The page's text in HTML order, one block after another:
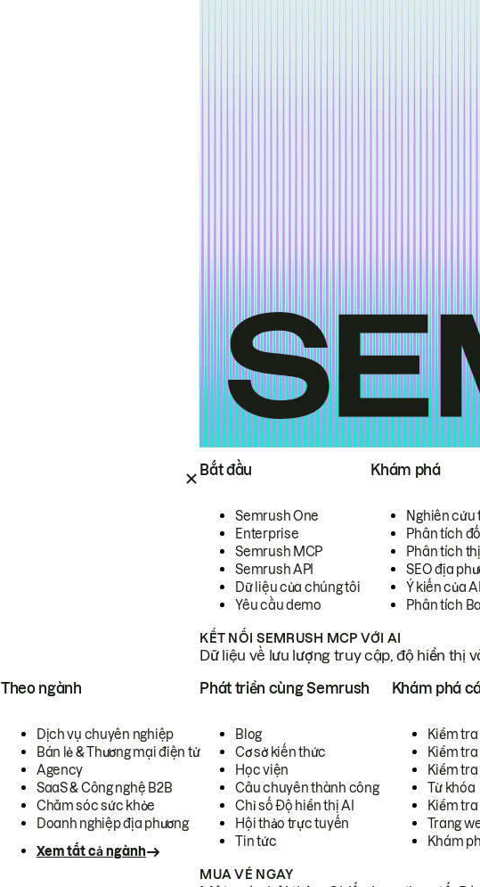
Bắt đầu
Semrush One
Enterprise
Semrush MCP
Semrush API
Dữ liệu của chúng tôi
Yêu cầu demo
Khám phá
Nghiên cứu
Phân tích
Phân tích
SEO địa
Ý kiến của
Phân tích
KẾT NỐI SEMRUSH MCP VỚI AI
Dữ liệu về lưu lượng truy cập, độ hiển thị
Theo ngành
Dịch vụ chuyên nghiệp
Bán lẻ & Thương mại điện tử
Agency
SaaS & Công nghệ B2B
Chăm sóc sức khỏe
Doanh nghiệp địa phương
Xem tất cả ngành
Phát triển cùng Semrush
Blog
Cơ sở kiến thức
Học viện
Câu chuyên thành công
Chỉ số Độ hiển thị AI
Hội thảo trực tuyến
Tin tức
Khám phá
Kiểm
Kiểm tra
Kiểm
Từ khóa
Kiểm
Trang
Khám
MUA VÉ NGAY